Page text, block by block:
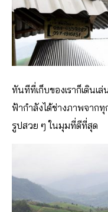
ทันทีที่เก็บของเราก็เดิน
ฟ้ากำลังได้ช่างภาพจาก
รูปสวย ๆ ในมุมที่ดีที่สุด